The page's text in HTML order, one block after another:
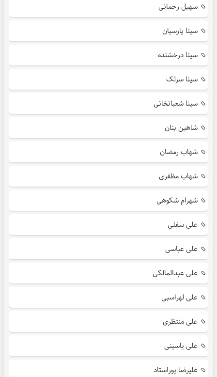
سهیل رحمانی
سینا پارسیان
سینا درخشنده
سینا سرلک
سینا شعبانخانی
شاهین بنان
شهاب رمضان
شهاب مظفری
شهرام شکوهی
علی سفلی
علی عباسی
علی عبدالمالکی
علی لهراسبی
علی منتظری
علی یاسینی
علیرضا پوراستاد